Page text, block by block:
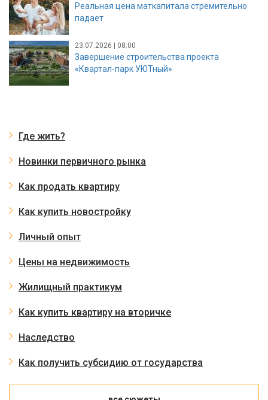
Реальная цена маткапитала стремительно
падает
23.07.2026 | 08:00
Завершение строительства проекта
«Квартал-парк УЮТный»
Где жить?
Новинки первичного рынка
Как продать квартиру
Как купить новостройку
Личный опыт
Цены на недвижимость
Жилищный практикум
Как купить квартиру на вторичке
Наследство
Как получить субсидию от государства